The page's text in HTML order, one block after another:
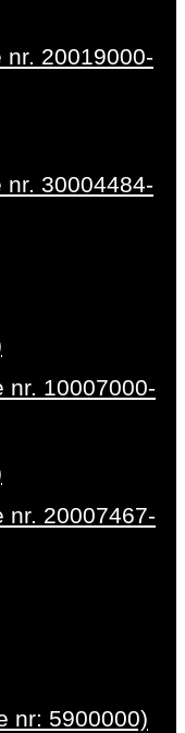
nr. 20019000-
nr. 30004484-
nr. 10007000-
nr. 20007467-
nr: 5900000)